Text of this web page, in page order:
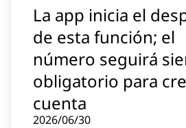
Instagram
La app inicia el
de esta función; el
número seguirá
obligatorio para
cuenta
2026/06/30